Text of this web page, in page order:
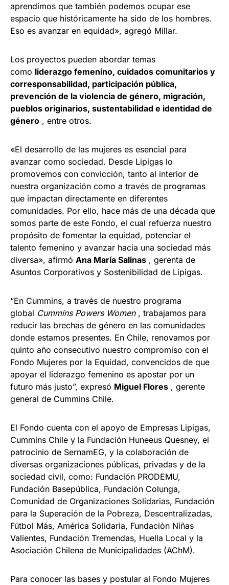
aprendimos que también podemos ocupar ese
espacio que históricamente ha sido de los hombres.
Eso es avanzar en equidad», agregó Millar.
Los proyectos pueden abordar temas
como liderazgo femenino, cuidados comunitarios y
corresponsabilidad, participación pública,
prevención de la violencia de género, migración,
pueblos originarios, sustentabilidad e identidad de
género , entre otros.
«El desarrollo de las mujeres es esencial para
avanzar como sociedad. Desde Lipigas lo
promovemos con convicción, tanto al interior de
nuestra organización como a través de programas
que impactan directamente en diferentes
comunidades. Por ello, hace más de una década que
somos parte de este Fondo, el cual refuerza nuestro
propósito de fomentar la equidad, potenciar el
talento femenino y avanzar hacia una sociedad más
diversa», afirmó Ana María Salinas , gerenta de
Asuntos Corporativos y Sostenibilidad de Lipigas.
“En Cummins, a través de nuestro programa
global Cummins Powers Women, trabajamos para
reducir las brechas de género en las comunidades
donde estamos presentes. En Chile, renovamos por
quinto año consecutivo nuestro compromiso con el
Fondo Mujeres por la Equidad, convencidos de que
apoyar el liderazgo femenino es apostar por un
futuro más justo”, expresó Miguel Flores , gerente
general de Cummins Chile.
El Fondo cuenta con el apoyo de Empresas Lipigas,
Cummins Chile y la Fundación Huneeus Quesney, el
patrocinio de SernamEG, y la colaboración de
diversas organizaciones públicas, privadas y de la
sociedad civil, como: Fundación PRODEMU,
Fundación Basepública, Fundación Colunga,
Comunidad de Organizaciones Solidarias, Fundación
para la Superación de la Pobreza, Descentralizadas,
Fútbol Más, América Solidaria, Fundación Niñas
Valientes, Fundación Tremendas, Huella Local y la
Asociación Chilena de Municipalidades (AChM).
Para conocer las bases y postular al Fondo Mujeres